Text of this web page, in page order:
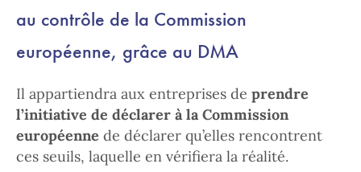
au contrôle de la Commission
européenne, grâce au DMA
Il appartiendra aux entreprises de prendre
l’initiative de déclarer à la Commission
européenne de déclarer qu’elles rencontrent
ces seuils, laquelle en vérifiera la réalité.